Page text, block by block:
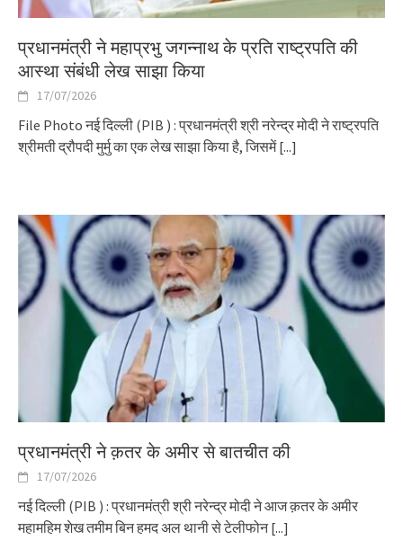
प्रधानमंत्री ने महाप्रभु जगन्नाथ के प्रति राष्ट्रपति की
आस्था संबंधी लेख साझा किया
17/07/2026
File Photo नई दिल्ली (PIB ) : प्रधानमंत्री श्री नरेन्द्र मोदी ने राष्ट्रपति
श्रीमती द्रौपदी मुर्मु का एक लेख साझा किया है, जिसमें[...]
प्रधानमंत्री ने क़तर के अमीर से बातचीत की
17/07/2026
नई दिल्ली (PIB ) : प्रधानमंत्री श्री नरेन्द्र मोदी ने आज क़तर के अमीर
महामहिम शेख तमीम बिन हमद अल थानी से टेलीफोन[...]